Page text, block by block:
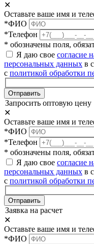
✕
Оставьте ваше имя и
*ФИО
*Телефон
* обозначены поля,
Я даю свое согласие
персональных данных в
с политикой обработки
Отправить
Запросить оптовую цену
✕
Оставьте ваше имя и
*ФИО
*Телефон
* обозначены поля,
Я даю свое согласие
персональных данных в
с политикой обработки
Отправить
Заявка на расчет
✕
Оставьте ваше имя и
*ФИО